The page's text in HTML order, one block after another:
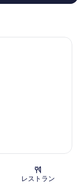
ミ
レストラン